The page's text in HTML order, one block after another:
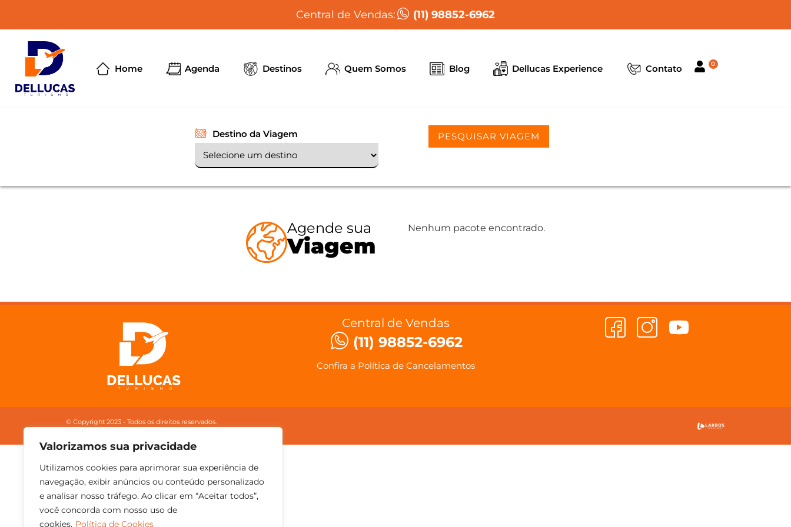
Valorizamos sua privacidade
Utilizamos cookies para aprimorar sua experiência de
navegação, exibir anúncios ou conteúdo personalizado
e analisar nosso tráfego. Ao clicar em “Aceitar todos”,
você concorda com nosso uso de
cookies. Política de Cookies
Central de Vendas: (11) 98852-6962
Home Agenda Destinos Quem Somos Blog Dellucas Experience Contato 0
Destino da Viagem PESQUISAR VIAGEM
Agende sua
Viagem
Nenhum pacote encontrado.
Central de Vendas
(11) 98852-6962
Confira a Política de Cancelamentos
© Copyright 2023 - Todos os direitos reservados.